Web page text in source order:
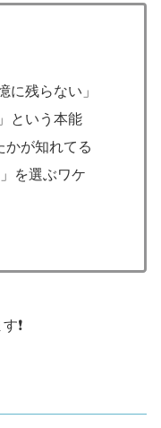
に残らない」
という本能
かが知れてる
を選ぶワケ
❗️